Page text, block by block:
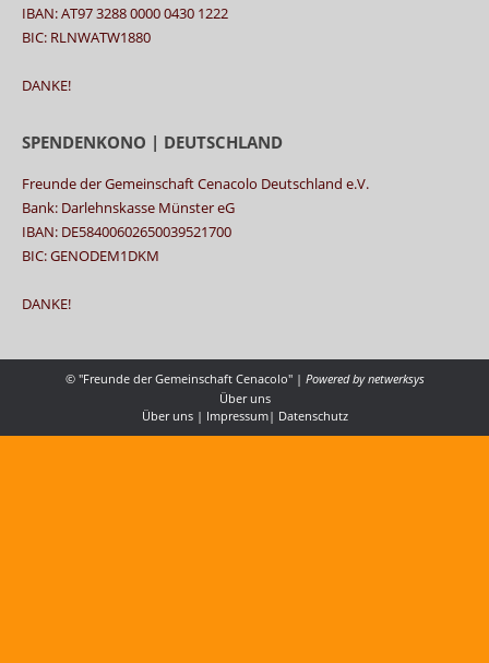
IBAN: AT97 3288 0000 0430 1222
BIC: RLNWATW1880
DANKE!
SPENDENKONO | DEUTSCHLAND
Freunde der Gemeinschaft Cenacolo Deutschland e.V.
Bank: Darlehnskasse Münster eG
IBAN: DE58400602650039521700
BIC: GENODEM1DKM
DANKE!
© "Freunde der Gemeinschaft Cenacolo" | Powered bynetwerksys
Über uns
Über uns| Impressum| Datenschutz